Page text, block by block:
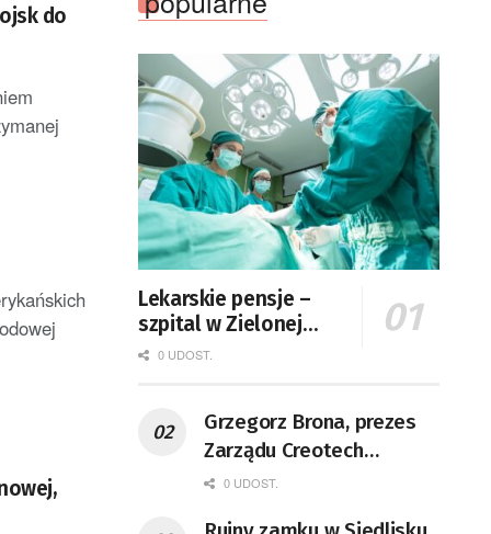
do
Lekarskie pensje –
szpital w Zielonej
Górze podaje dane
0 UDOST.
Grzegorz Brona, prezes
Zarządu Creotech
Instruments S.A. Fizyk,
0 UDOST.